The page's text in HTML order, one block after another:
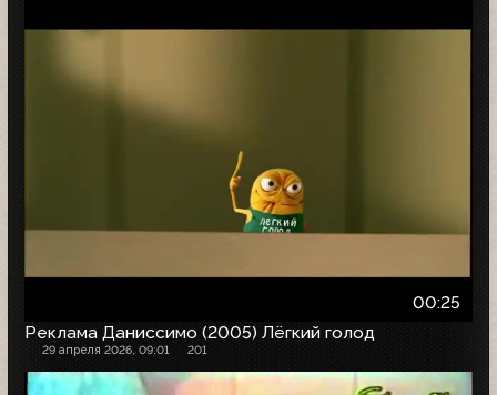
00:25
Реклама Даниссимо (2005) Лёгкий голод
29 апреля 2026, 09:01 201